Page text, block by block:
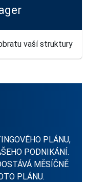
vaší struktury
PLÁNU,
PODNIKÁNÍ.
MĚSÍČNĚ
PLÁNU.